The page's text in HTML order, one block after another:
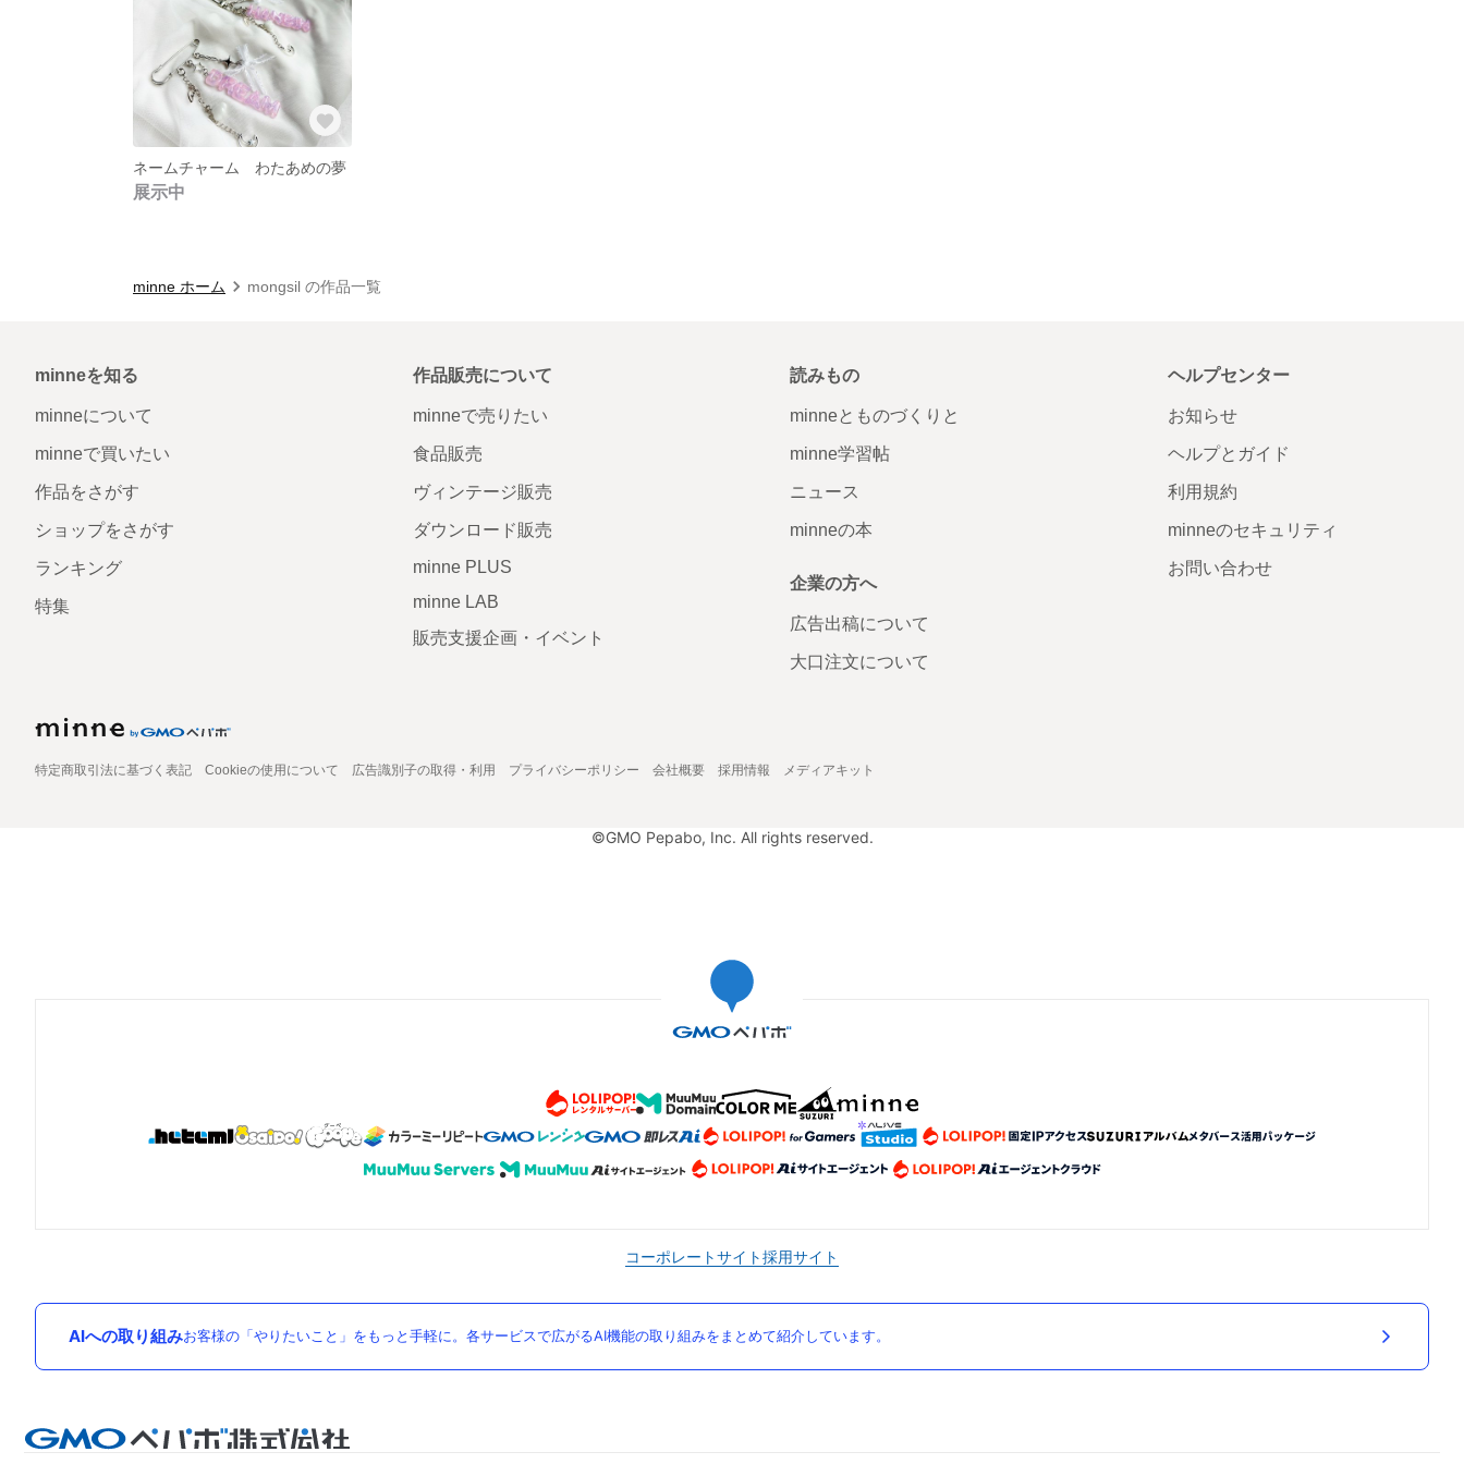
ネームチャーム わたあめの夢
展示中
minne ホーム mongsil の作品一覧
minneを知る
minneについて
minneで買いたい
作品をさがす
ショップをさがす
ランキング
特集
作品販売について
minneで売りたい
食品販売
ヴィンテージ販売
ダウンロード販売
minne PLUS
minne LAB
販売支援企画・イベント
読みもの
minneとものづくりと
minne学習帖
ニュース
minneの本
企業の方へ
広告出稿について
大口注文について
ヘルプセンター
お知らせ
ヘルプとガイド
利用規約
minneのセキュリティ
お問い合わせ
特定商取引法に基づく表記 Cookieの使用について 広告識別子の取得・利用 プライバシーポリシー 会社概要 採用情報 メディアキット
©GMO Pepabo, Inc. All rights reserved.
コーポレートサイト採用サイト
AIへの取り組みお客様の「やりたいこと」をもっと手軽に。各サービスで広がるAI機能の取り組みをまとめて紹介しています。